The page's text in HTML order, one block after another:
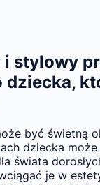
stylowy
dziecka,
być świetną
dziecka
świata
je w